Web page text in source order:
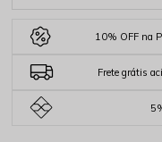
10% OFF na
Frete grátis